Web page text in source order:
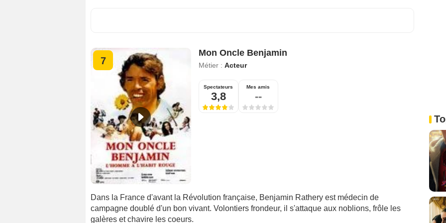
7
Mon Oncle Benjamin
Métier : Acteur
Spectateurs
3,8
Mes amis
--
Dans la France d'avant la Révolution française, Benjamin Rathery est médecin de
campagne doublé d'un bon vivant. Volontiers frondeur, il s'attaque aux noblions, frôle les
galères et chavire les coeurs.